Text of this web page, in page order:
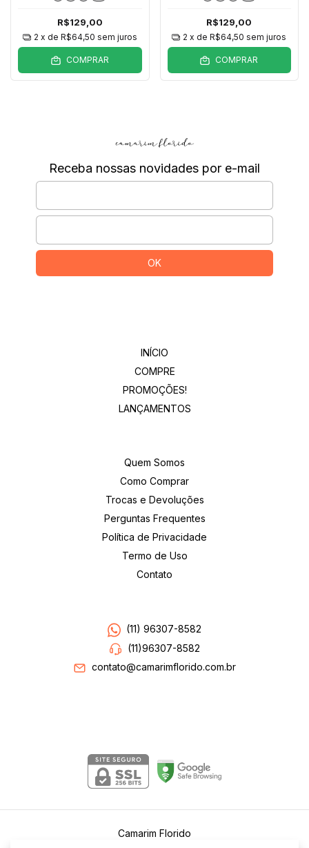
R$129,00
2 x de R$64,50 sem juros
COMPRAR
R$129,00
2 x deR$64,50 sem juros
COMPRAR
Receba nossas novidades por e-mail
INÍCIO
COMPRE
PROMOÇÕES!
LANÇAMENTOS
Quem Somos
Como Comprar
Trocas e Devoluções
Perguntas Frequentes
Política de Privacidade
Termo de Uso
Contato
(11) 96307-8582
(11)96307-8582
contato@camarimflorido.com.br
Camarim Florido